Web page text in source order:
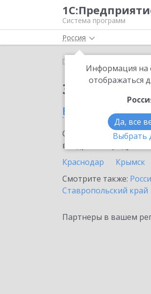
Система программ
Россия
Информация на
отображаться
Да, все
Выбрать
Главная
Заказать
в
Ознакомьтесь с
внедрение продукта.
Краснодар
Крымск
Смотрите также:
Ставропольский край
Партнеры в вашем